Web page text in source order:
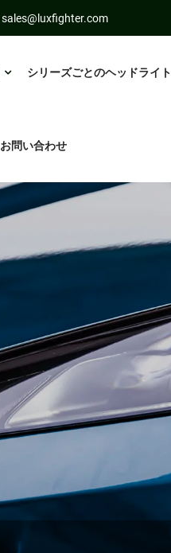
sales@luxfighter.com
シリーズごとのヘッドライト
お問い合わせ